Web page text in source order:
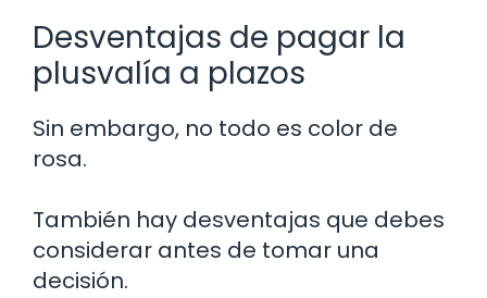
Desventajas de pagar la
plusvalía a plazos
Sin embargo, no todo es color de
rosa.
También hay desventajas que debes
considerar antes de tomar una
decisión.